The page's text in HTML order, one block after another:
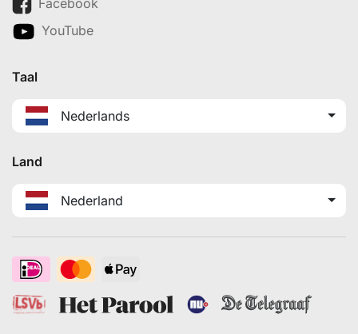
YouTube
Taal
Nederlands
Land
Nederland